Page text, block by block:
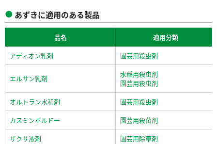
あずきに適用のある製品
品名
適用分類
アディオン乳剤
園芸用殺虫剤
エルサン乳剤
水稲用殺虫剤
園芸用殺虫剤
オルトラン水和剤
園芸用殺虫剤
カスミンボルドー
園芸用殺菌剤
ザクサ液剤
園芸用除草剤